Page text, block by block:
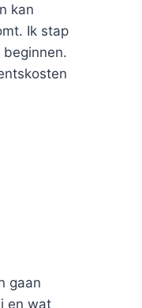
kan
Ik stap
gaan
en wat